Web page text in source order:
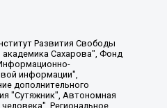
Кара-Мурза Владимир Владимирович, Баранова Наталья Владимировна, Гозман Леонид Яковлевич, Кагарлицкий Борис Юльевич, Климарев Михаил Валерьевич, Милов Владимир Станиславович, Автономная некоммерческая организация Краснодарский центр современного искусства "Типография", Моргенштерн Алишер Тагирович, Соболь Любовь Эдуардовна, Общество с ограниченной ответственностью "ЛИЗА НОРМ", Каспаров Гарри Кимович, Ходорковский Михаил Борисович, Общество с ограниченной ответственностью "Апрельские тезисы", Данилович Ирина Брониславовна, Кашин Олег Владимирович, Петров Николай Владимирович, Пивоваров Алексей Владимирович, Соколов Михаил Владимирович, Цветкова Юлия Владимировна, Чичваркин Евгений Александрович, Комитет против пыток/Команда против пыток, Общество с ограниченной ответственностью "Первый научный", Общество с ограниченной ответственностью "Вертолет и ко", Белоцерковская Вероника Борисовна, Кац Максим Евгеньевич, Лазарева Татьяна Юрьевна, Шаведдинов Руслан Табризович, Яшин Илья Валерьевич, Общество с ограниченной ответственностью "Иноагент ААВ", Алешковский Дмитрий Петрович, Альбац Евгения Марковна, Быков Дмитрий Львович, Галямина Юлия Евгеньевна, Лойко Сергей Леонидович, Мартынов Кирилл Константинович, Медведев Сергей Александрович, Крашенинников Федор Геннадиевич, Гордеева Катерина Вл